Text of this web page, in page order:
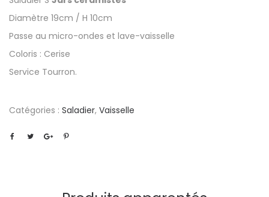
Diamètre 19cm / H 10cm
Passe au micro-ondes et lave-vaisselle
Coloris : Cerise
Service Tourron.
Catégories : Saladier, Vaisselle